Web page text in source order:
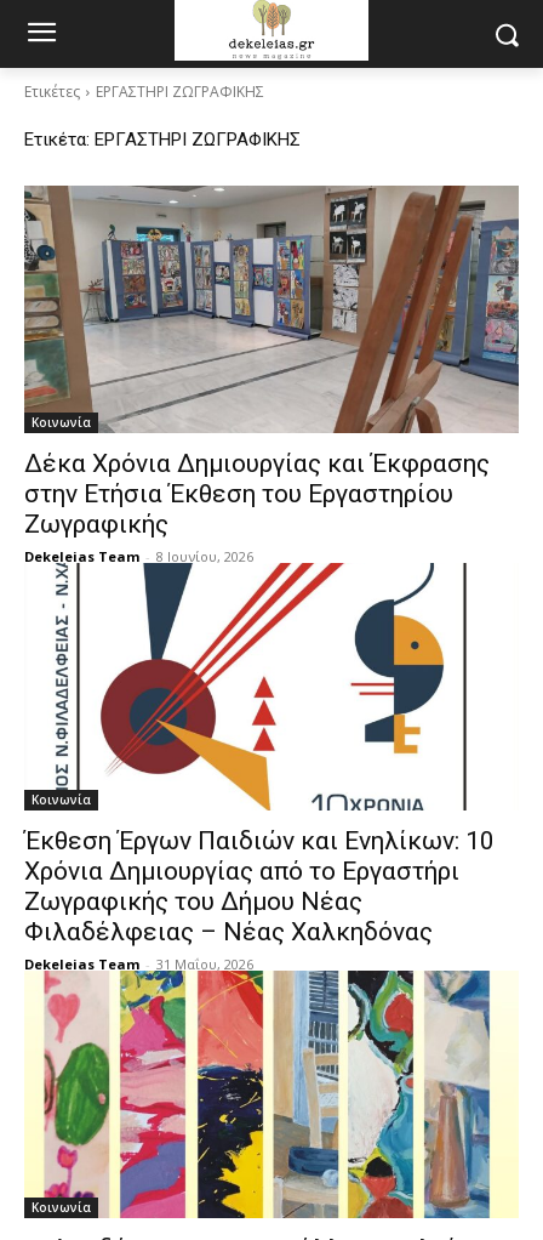
Ετικέτες ΕΡΓΑΣΤΗΡΙ ΖΩΓΡΑΦΙΚΗΣ
Ετικέτα: ΕΡΓΑΣΤΗΡΙ ΖΩΓΡΑΦΙΚΗΣ
Κοινωνία
Δέκα Χρόνια Δημιουργίας και Έκφρασης
στην Ετήσια Έκθεση του Εργαστηρίου
Ζωγραφικής
Dekeleias Team - 8 Ιουνίου, 2026
Κοινωνία
Έκθεση Έργων Παιδιών και Ενηλίκων: 10
Χρόνια Δημιουργίας από το Εργαστήρι
Ζωγραφικής του Δήμου Νέας
Φιλαδέλφειας – Νέας Χαλκηδόνας
Dekeleias Team - 31 Μαΐου, 2026
Κοινωνία